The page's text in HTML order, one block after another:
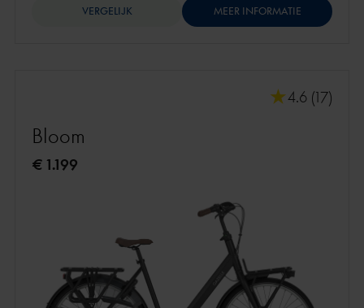
VERGELIJK MEER INFORMATIE
4.6 (17)
Bloom
€ 1.199